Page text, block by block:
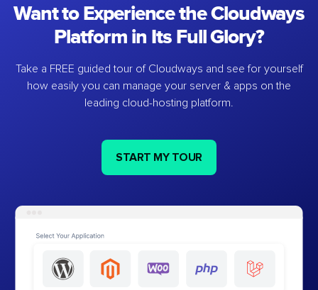
Want to Experience the Cloudways
Platform in Its Full Glory?
Take a FREE guided tour of Cloudways and see for yourself
how easily you can manage your server & apps on the
leading cloud-hosting platform.
START MY TOUR